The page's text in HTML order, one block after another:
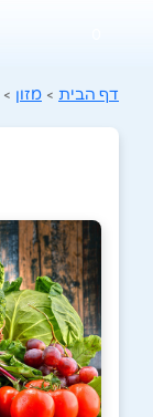
דף הבית > מזון >